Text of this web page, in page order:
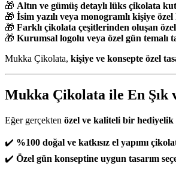
🎁 Altın ve gümüş detaylı lüks çikolata
🎁 İsim yazılı veya monogramlı kişiye
🎁 Farklı çikolata çeşitlerinden oluşan
🎁 Kurumsal logolu veya özel gün temalı
Mukka Çikolata, kişiye ve konsepte özel
Mukka Çikolata ile En
Eğer gerçekten özel ve kaliteli bir hediyelik
✔️ %100 doğal ve katkısız el yapımı
✔️ Özel gün konseptine uygun tasarım